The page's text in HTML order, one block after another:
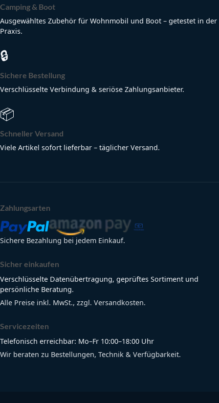
Camping & Boot
Ausgewähltes Zubehör für Wohnmobil und Boot – getestet in der
Praxis.
🔒
Sichere Bestellung
Verschlüsselte Verbindung & seriöse Zahlungsanbieter.
📦
Schneller Versand
Viele Artikel sofort lieferbar – täglicher Versand.
Zahlungsarten
Sichere Bezahlung bei jedem Einkauf.
Sicher einkaufen
Verschlüsselte Datenübertragung, geprüftes Sortiment und
persönliche Beratung.
Alle Preise inkl. MwSt., zzgl. Versandkosten.
Servicezeiten
Telefonisch erreichbar: Mo–Fr 10:00–18:00 Uhr
Wir beraten zu Bestellungen, Technik & Verfügbarkeit.